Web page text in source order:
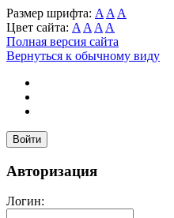
Размер шрифта: A A A
Цвет сайта: A A A A
Полная версия сайта
Вернуться к обычному виду
Войти
Авторизация
Логин: